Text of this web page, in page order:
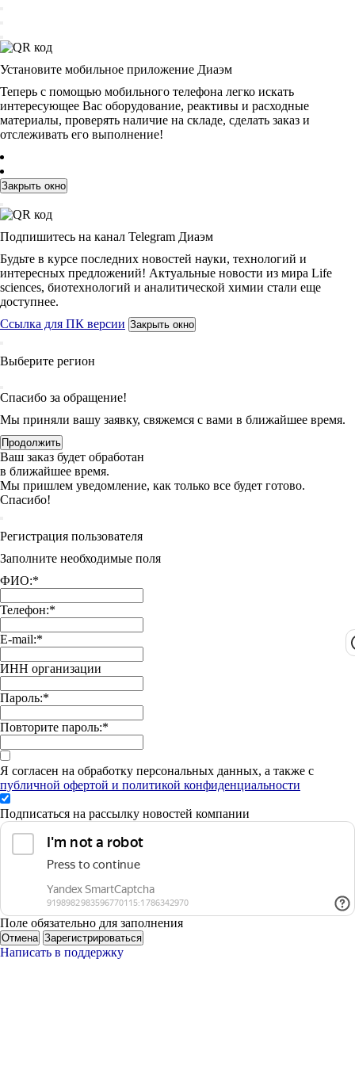
Установите мобильное приложение Диаэм
Теперь с помощью мобильного телефона легко искать
интересующее Вас оборудование, реактивы и расходные
материалы, проверять наличие на складе, сделать заказ и
отслеживать его выполнение!
Закрыть окно
Подпишитесь на канал Telegram Диаэм
Будьте в курсе последних новостей науки, технологий и
интересных предложений! Актуальные новости из мира Life
sciences, биотехнологий и аналитической химии стали еще
доступнее.
Ссылка для ПК версии Закрыть окно
Выберите регион
Спасибо за обращение!
Мы приняли вашу заявку, свяжемся с вами в ближайшее время.
Продолжить
Ваш заказ будет обработан
в ближайшее время.
Мы пришлем уведомление, как только все будет готово.
Спасибо!
Регистрация пользователя
Заполните необходимые поля
ФИО:*
Телефон:*
E-mail:*
ИНН организации
Пароль:*
Повторите пароль:*
Я согласен на обработку персональных данных, а также с
публичной офертой и политикой конфиденциальности
Подписаться на рассылку новостей компании
Поле обязательно для заполнения
Отмена Зарегистрироваться
Написать в поддержку